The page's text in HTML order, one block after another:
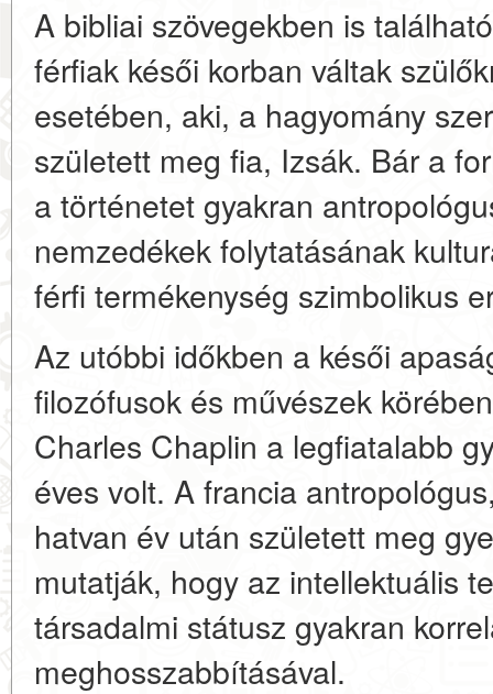
A bibliai szövegekben is
férfiak késői korban váltak
esetében, aki, a hagyomány
született meg fia, Izsák. Bár a
a történetet gyakran
nemzedékek folytatásának
férfi termékenység szimbolikus
Az utóbbi időkben a késői
filozófusok és művészek
Charles Chaplin a legfiatalabb
éves volt. A francia
hatvan év után született meg
mutatják, hogy az intellektuális
társadalmi státusz gyakran
meghosszabbításával.